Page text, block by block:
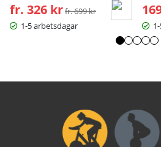
fr. 326 kr Ordinarie pris:
fr. 699 kr
1-5 arbetsdagar